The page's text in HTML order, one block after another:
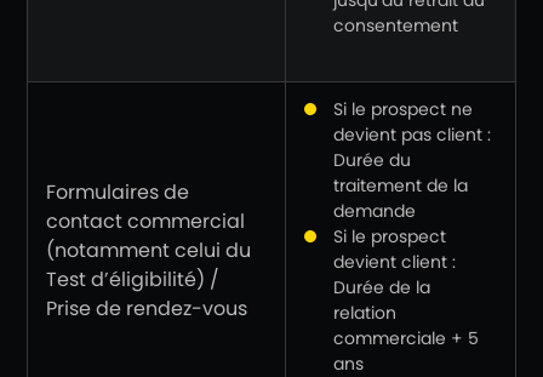
consentement
Formulaires de
contact commercial
(notamment celui du
Test d’éligibilité) /
Prise de rendez-vous
Si le prospect ne
devient pas client :
Durée du
traitement de la
demande
Si le prospect
devient client :
Durée de la
relation
commerciale + 5
ans